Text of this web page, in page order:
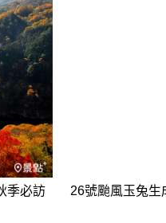
季必訪
26號颱風玉兔生